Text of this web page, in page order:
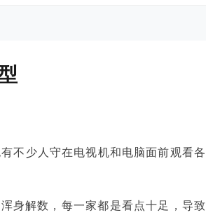
不少人守在电视机和电脑面前观看各
身解数，每一家都是看点十足，导致